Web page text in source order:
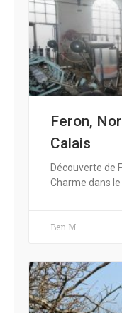
Feron,
Calais
Découverte de
Charme dans
Ben M